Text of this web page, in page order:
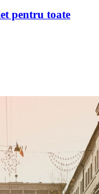
pentru toate